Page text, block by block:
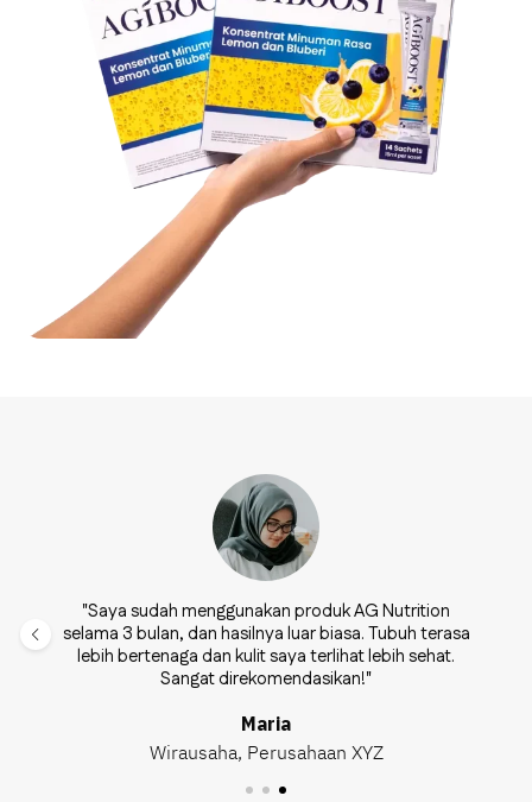
"Saya sudah menggunakan produk AG Nutrition
selama 3 bulan, dan hasilnya luar biasa. Tubuh terasa
lebih bertenaga dan kulit saya terlihat lebih sehat.
Sangat direkomendasikan!"
Maria
Wirausaha, Perusahaan XYZ